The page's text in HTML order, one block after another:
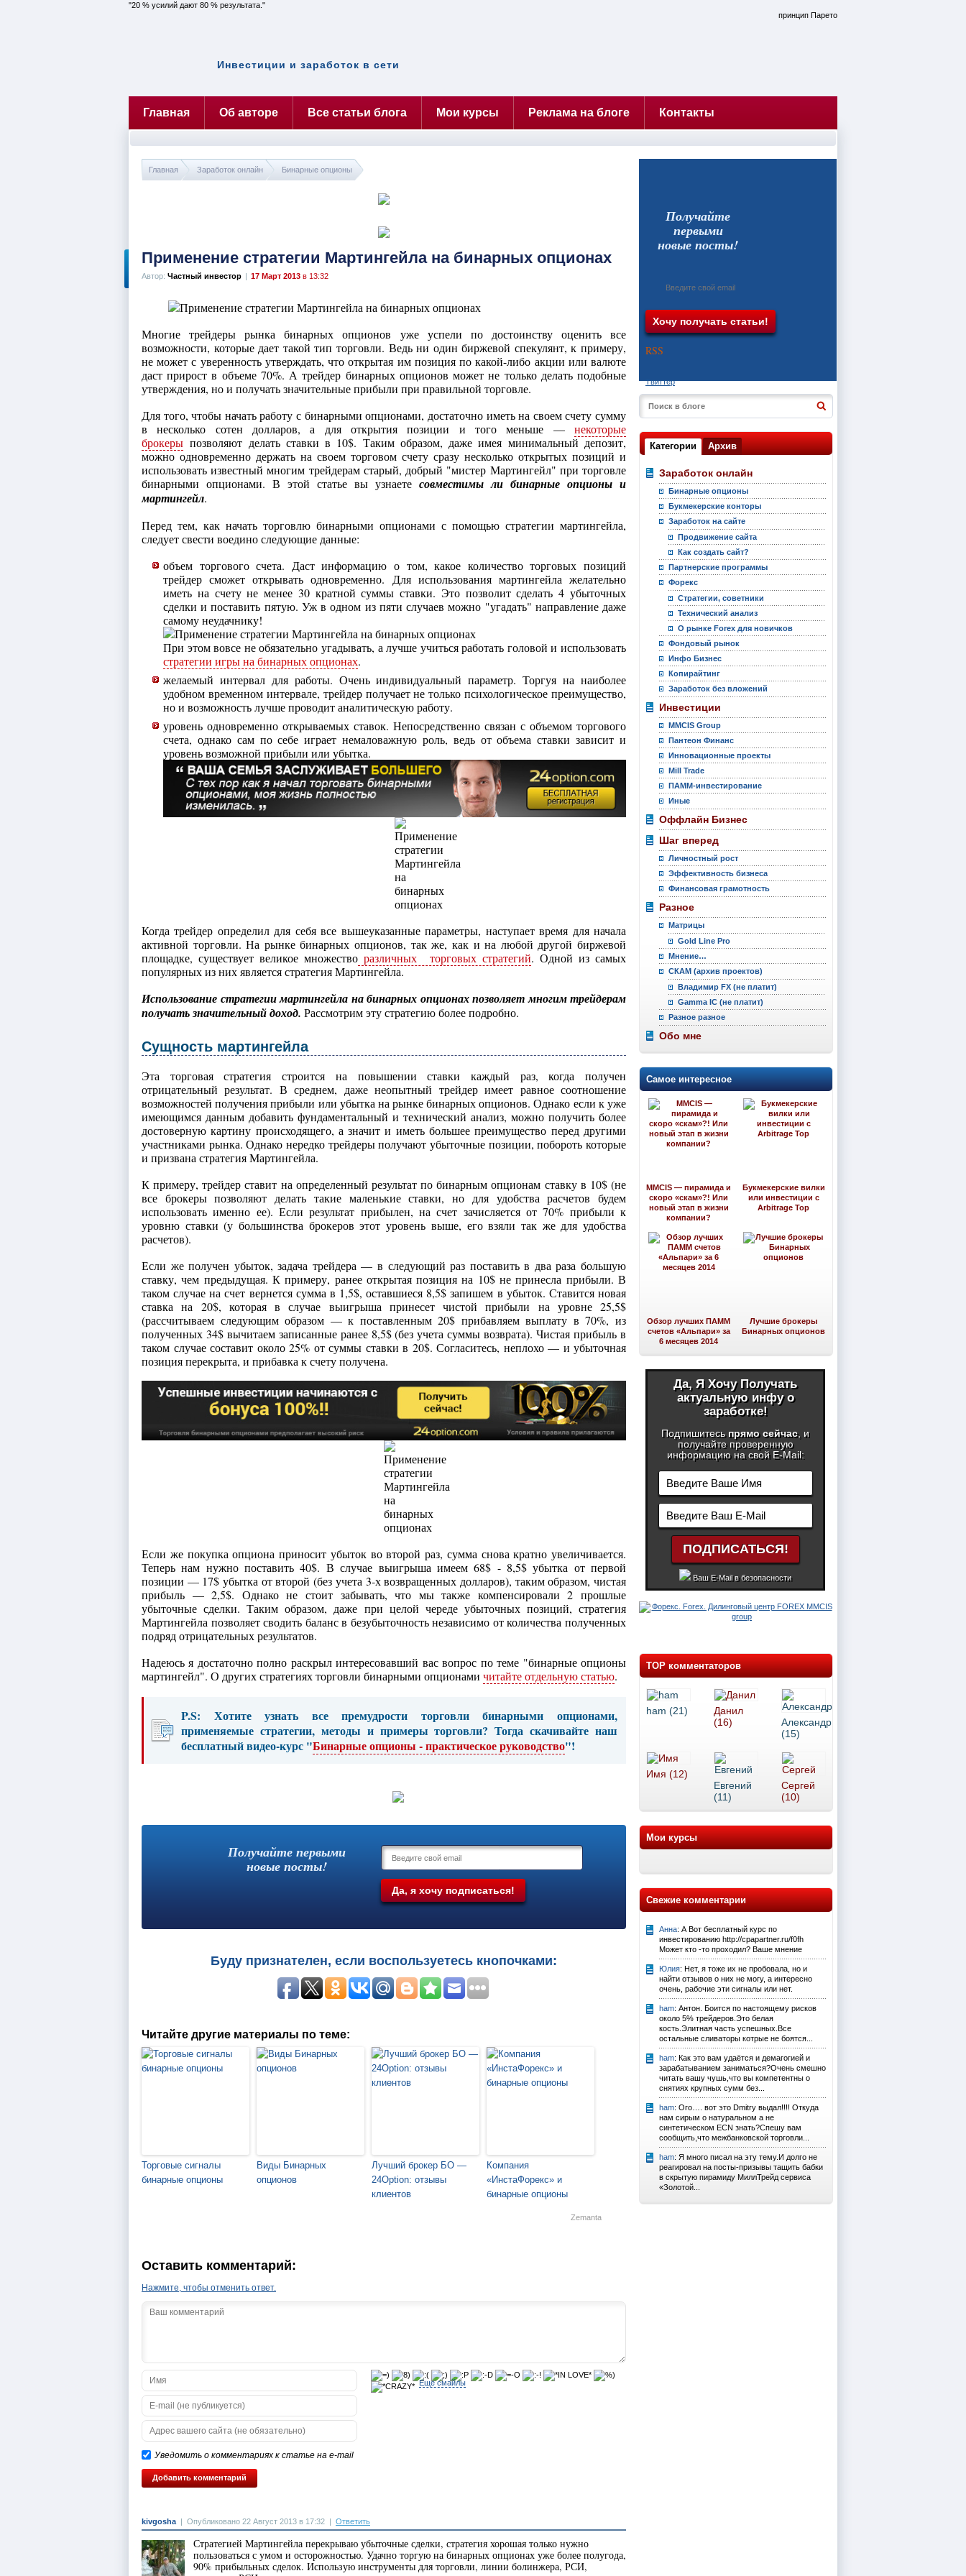
Инвестиции и заработок в сети
20 % усилий дают 80 % результата.
принцип Парето
Главная Об авторе Все статьи блога Мои курсы Реклама на блоге Контакты
Главная Заработок онлайн Бинарные опционы
Применение стратегии Мартингейла на бинарных опционах
Автор: Частный инвестор | 17 Март 2013 в 13:32
Многие трейдеры рынка бинарных опционов уже успели по достоинству оценить все
возможности, которые дает такой тип торговли. Ведь ни один биржевой спекулянт, к примеру,
не может с уверенность утверждать, что открытая им позиция по какой-либо акции или валюте
даст прирост в объеме 70%. А трейдер бинарных опционов может не только делать подобные
утверждения, но и получать значительные прибыли при правильной торговле.
Для того, чтобы начать работу с бинарными опционами, достаточно иметь на своем счету сумму
в несколько сотен долларов, а для открытия позиции и того меньше — некоторые
брокеры позволяют делать ставки в 10$. Таким образом, даже имея минимальный депозит,
можно одновременно держать на своем торговом счету сразу несколько открытых позиций и
использовать известный многим трейдерам старый, добрый "мистер Мартингейл" при торговле
бинарными опционами. В этой статье вы узнаете совместимы ли бинарные опционы и
мартингейл.
Перед тем, как начать торговлю бинарными опционами с помощью стратегии мартингейла,
следует свести воедино следующие данные:
объем торгового счета. Даст информацию о том, какое количество торговых позиций
трейдер сможет открывать одновременно. Для использования мартингейла желательно
иметь на счету не менее 30 кратной суммы ставки. Это позволит сделать 4 убыточных
сделки и поставить пятую. Уж в одном из пяти случаев можно "угадать" направление даже
самому неудачнику!
При этом вовсе не обязательно угадывать, а лучше учиться работать головой и использовать
стратегии игры на бинарных опционах.
желаемый интервал для работы. Очень индивидуальный параметр. Торгуя на наиболее
удобном временном интервале, трейдер получает не только психологическое преимущество,
но и возможность лучше проводит аналитическую работу.
уровень одновременно открываемых ставок. Непосредственно связан с объемом торгового
счета, однако сам по себе играет немаловажную роль, ведь от объема ставки зависит и
уровень возможной прибыли или убытка.
Когда трейдер определил для себя все вышеуказанные параметры, наступает время для начала
активной торговли. На рынке бинарных опционов, так же, как и на любой другой биржевой
площадке, существует великое множество различных торговых стратегий. Одной из самых
популярных из них является стратегия Мартингейла.
Использование стратегии мартингейла на бинарных опционахпозволяет многим трейдерам
получать значительный доход. Рассмотрим эту стратегию более подробно.
Сущность мартингейла
Эта торговая стратегия строится на повышении ставки каждый раз, когда получен
отрицательный результат. В среднем, даже неопытный трейдер имеет равное соотношение
возможностей получения прибыли или убытка на рынке бинарных опционов. Однако если к уже
имеющимся данным добавить фундаментальный и технический анализ, можно получить более
достоверную картину происходящего, а значит и иметь большее преимущество перед другими
участниками рынка. Однако нередко трейдеры получают убыточные позиции, побороть которые
и призвана стратегия Мартингейла.
К примеру, трейдер ставит на определенный результат по бинарным опционам ставку в 10$ (не
все брокеры позволяют делать такие маленькие ставки, но для удобства расчетов будем
использовать именно ее). Если результат прибылен, на счет зачисляется от 70% прибыли к
уровню ставки (у большинства брокеров этот уровень выше, его взяли так же для удобства
расчетов).
Если же получен убыток, задача трейдера — в следующий раз поставить в два раза большую
ставку, чем предыдущая. К примеру, ранее открытая позиция на 10$ не принесла прибыли. В
таком случае на счет вернется сумма в 1,5$, оставшиеся 8,5$ запишем в убыток. Ставится новая
ставка на 20$, которая в случае выигрыша принесет чистой прибыли на уровне 25,5$
(рассчитываем следующим образом — к поставленным 20$ прибавляем выплату в 70%, из
полученных 34$ вычитаем записанные ранее 8,5$ (без учета суммы возврата). Чистая прибыль в
таком случае составит около 25% от суммы ставки в 20$. Согласитесь, неплохо — и убыточная
позиция перекрыта, и прибавка к счету получена.
Если же покупка опциона приносит убыток во второй раз, сумма снова кратно увеличивается.
Теперь нам нужно поставить 40$. В случае выигрыша имеем 68$ - 8,5$ убытка от первой
позиции — 17$ убытка от второй (без учета 3-х возвращенных долларов), таким образом, чистая
прибыль — 2,5$. Однако не стоит забывать, что мы также компенсировали 2 прошлые
убыточные сделки. Таким образом, даже при целой череде убыточных позиций, стратегия
Мартингейла позволяет сводить баланс в безубыточность независимо от количества полученных
подряд отрицательных результатов.
Надеюсь я достаточно полно раскрыл интересовавший вас вопрос по теме "бинарные опционы
мартингейл". О других стратегиях торговли бинарными опционами читайте отдельную статью.
P.S: Хотите узнать все премудрости торговли бинарными опционами,
применяемые стратегии, методы и примеры торговли? Тогда скачивайте наш
бесплатный видео-курс "Бинарные опционы - практическое руководство"!
Получайте первыми
новые посты!
Буду признателен, если воспользуетесь кнопочками:
Читайте другие материалы по теме:
Торговые сигналы
бинарные опционы
Виды Бинарных
опционов
Лучший брокер БО —
24Option: отзывы
клиентов
Компания
«ИнстаФорекс» и
бинарные опционы
Zemanta
Оставить комментарий:
Нажмите, чтобы отменить ответ.
Еще смайлы
Уведомить о комментариях к статье на e-mail
kivgosha | Опубликовано 22 Август 2013 в 17:32 | Ответить
Стратегией Мартингейла перекрываю убыточные сделки, стратегия хорошая только нужно
пользоваться с умом и осторожностью. Удачно торгую на бинарных опционах уже более полугода,
90% прибыльных сделок. Использую инструменты для торговли, линии болинжера, РСИ,
Получайте
первыми
новые посты!
RSS
Твиттер
Категории Архив
Заработок онлайн
Бинарные опционы
Букмекерские конторы
Заработок на сайте
Продвижение сайта
Как создать сайт?
Партнерские программы
Форекс
Стратегии, советники
Технический анализ
О рынке Forex для новичков
Фондовый рынок
Инфо Бизнес
Копирайтинг
Заработок без вложений
Инвестиции
MMCIS Group
Пантеон Финанс
Инновационные проекты
Mill Trade
ПАММ-инвестирование
Иные
Оффлайн Бизнес
Шаг вперед
Личностный рост
Эффективность бизнеса
Финансовая грамотность
Разное
Матрицы
Gold Line Pro
Мнение…
СКАМ (архив проектов)
Владимир FX (не платит)
Gamma IC (не платит)
Разное разное
Обо мне
Самое интересное
MMCIS — пирамида и
скоро «скам»?! Или
новый этап в жизни
компании?
Букмекерские вилки
или инвестиции с
Arbitrage Top
Обзор лучших ПАММ
счетов «Альпари» за
6 месяцев 2014
Лучшие брокеры
Бинарных опционов
Да, Я Хочу Получать
актуальную инфу о
заработке!
Подпишитесь прямо сейчас, и
получайте проверенную
информацию на свой E-Mail:
Ваш E-Mail в безопасности
TOP комментаторов
ham (21)
Данил
(16)
Александр
(15)
Имя (12)
Евгений
(11)
Сергей
(10)
Мои курсы
Свежие комментарии
Анна: А Вот бесплатный курс по
инвестированию http://cpapartner.ru/f0fh
Может кто -то проходил? Ваше мнение
Юлия: Нет, я тоже их не пробовала, но и
найти отзывов о них не могу, а интересно
очень, рабочие эти сигналы или нет.
ham: Антон. Боится по настоящему рисков
около 5% трейдеров.Это белая
кость.Элитная часть успешных.Все
остальные сливаторы котрые не боятся...
ham: Как это вам удаётся и демагогией и
зарабатыванием заниматься?Очень смешно
читать вашу чушь,что вы компетентны о
снятиях крупных сумм без...
ham: Ого…. вот это Dmitry выдал!!!! Откуда
нам сирым о натуральном а не
синтетическом ECN знать?Спешу вам
сообщить,что межбанковской торговли...
ham: Я много писал на эту тему.И долго не
реагировал на посты-призывы тащить бабки
в скрытую пирамиду МиллТрейд сервиса
«Золотой...